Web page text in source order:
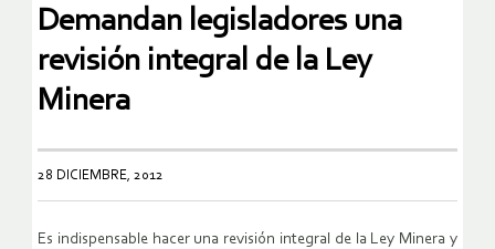
Demandan legisladores una
revisión integral de la Ley
Minera
28 DICIEMBRE, 2012
Es indispensable hacer una revisión integral de la Ley Minera y